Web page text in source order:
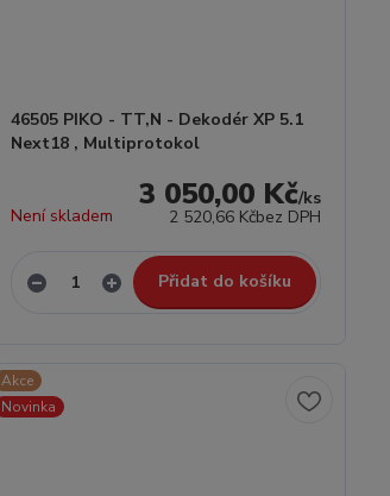
46505 PIKO - TT,N - Dekodér XP 5.1
Next18 , Multiprotokol
3 050,00 Kč/ks
2 520,66 Kčbez DPH
Není skladem
Přidat do košíku
Akce
Novinka